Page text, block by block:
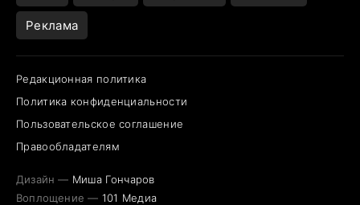
Реклама
Редакционная политика
Политика конфиденциальности
Пользовательское соглашение
Правообладателям
Дизайн — Миша Гончаров
Воплощение — 101 Медиа